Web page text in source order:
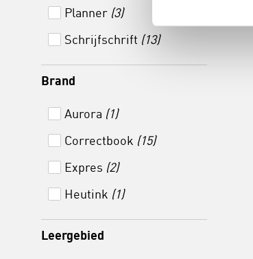
Planner (3)
Schrijfschrift (13)
Brand
Aurora (1)
Correctbook (15)
Expres (2)
Heutink (1)
Leergebied